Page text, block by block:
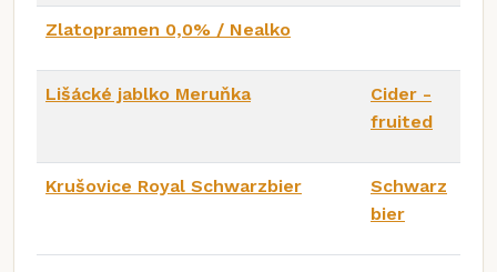
Zlatopramen 0,0% / Nealko
Lišácké jablko Meruňka
Cider -
fruited
Krušovice Royal Schwarzbier
Schwarz
bier